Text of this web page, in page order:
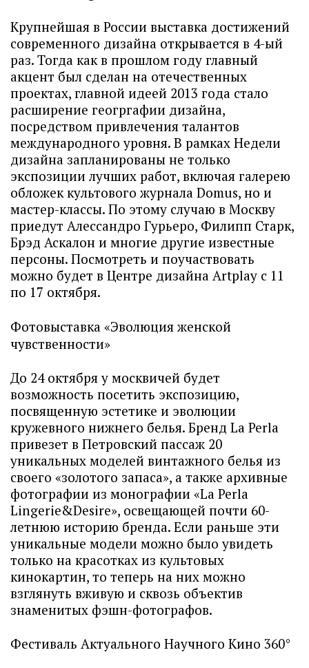
Крупнейшая в России выставка достижений
современного дизайна открывается в 4-ый
раз. Тогда как в прошлом году главный
акцент был сделан на отечественных
проектах, главной идеей 2013 года стало
расширение геогргафии дизайна,
посредством привлечения талантов
международного уровня. В рамках Недели
дизайна запланированы не только
экспозиции лучших работ, включая галерею
обложек культового журнала Domus, но и
мастер-классы. По этому случаю в Москву
приедут Алессандро Гурьеро, Филипп Старк,
Брэд Аскалон и многие другие известные
персоны. Посмотреть и поучаствовать
можно будет в Центре дизайна Artplay с 11
по 17 октября.
Фотовыставка «Эволюция женской
чувственности»
До 24 октября у москвичей будет
возможность посетить экспозицию,
посвященную эстетике и эволюции
кружевного нижнего белья. Бренд La Perla
привезет в Петровский пассаж 20
уникальных моделей винтажного белья из
своего «золотого запаса», а также архивные
фотографии из монографии «La Perla
Lingerie&Desire», освещающей почти 60-
летнюю историю бренда. Если раньше эти
уникальные модели можно было увидеть
только на красотках из культовых
кинокартин, то теперь на них можно
взглянуть вживую и сквозь объектив
знаменитых фэшн-фотографов.
Фестиваль Актуального Научного Кино 360°